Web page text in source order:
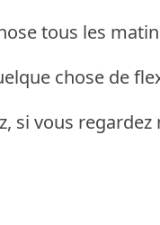
tous les
chose de
si vous